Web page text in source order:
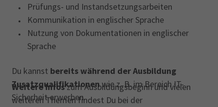
Prüfungs- und Instandsetzungsarbeiten
Kommunikation in englischer Sprache
Nutzung von Dokumentationen in englischer
Sprache
Du kannst bereits während der Ausbildung
Zusatzqualifikationenwie z. B. im Bereich IT-
Sicherheit erwerben.
Weitere Infoszum Ausbildungsbeginn und vielen
weiteren Themen findest Du bei der